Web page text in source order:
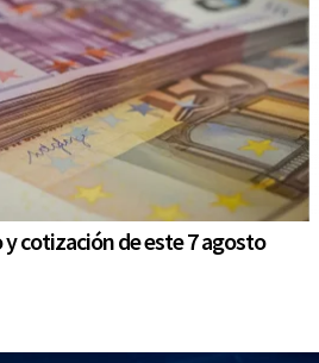
y cotización de este 7 agosto